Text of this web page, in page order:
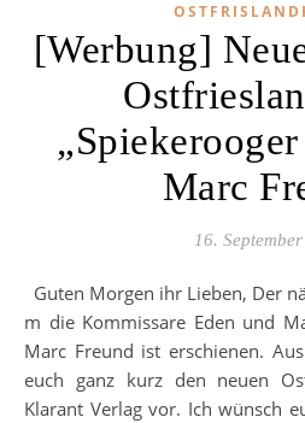
[Werbung]
Marc
16.
Guten Morgen ihr Lieben, Der nächste Band aus der Reihe
m die Kommissare Eden und
Marc Freund ist erschienen.
euch ganz kurz den neuen
Klarant Verlag vor. Ich wünsch